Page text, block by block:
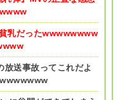
乳だったwwwwwwww
放送事故ってこれだよ